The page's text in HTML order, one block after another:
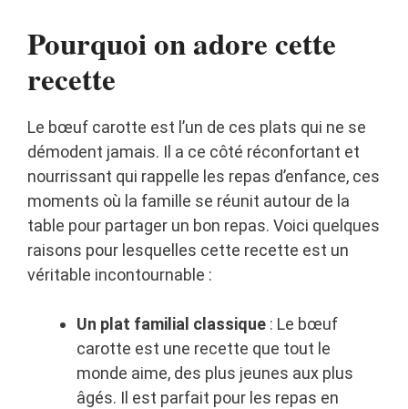
Pourquoi on adore cette
recette
Le bœuf carotte est l’un de ces plats qui ne se
démodent jamais. Il a ce côté réconfortant et
nourrissant qui rappelle les repas d’enfance, ces
moments où la famille se réunit autour de la
table pour partager un bon repas. Voici quelques
raisons pour lesquelles cette recette est un
véritable incontournable :
Un plat familial classique : Le bœuf
carotte est une recette que tout le
monde aime, des plus jeunes aux plus
âgés. Il est parfait pour les repas en